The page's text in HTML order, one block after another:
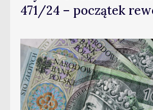
471/24 – początek